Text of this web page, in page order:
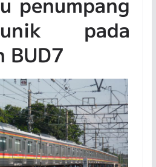
pada
BUD7